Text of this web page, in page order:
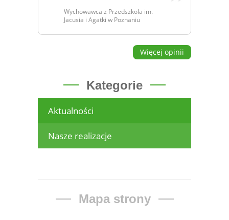
Wychowawca z Przedszkola im.
Jacusia i Agatki w Poznaniu
Więcej opinii
Kategorie
Aktualności
Nasze realizacje
Mapa strony